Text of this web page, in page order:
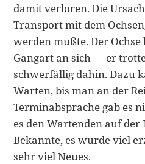
damit ver­loren. Die
Transport mit dem
werden mußte. Der
Gangart an sich — er
schwerfällig dahin. Dazu
Warten, bis man an der
Terminabsprache gab es
es den Wartenden auf
Bekannte, es wurde viel
sehr viel Neues.